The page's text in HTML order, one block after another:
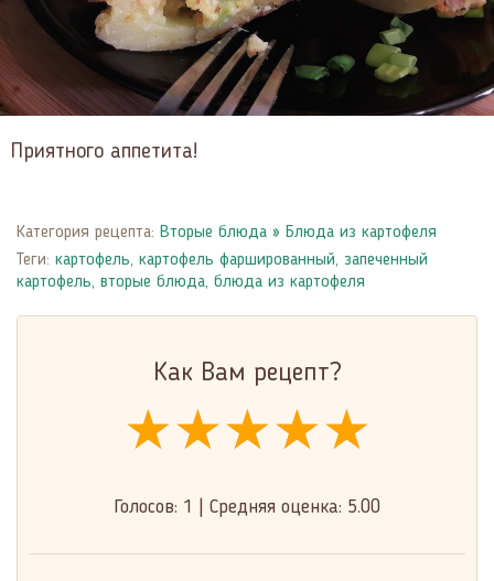
Приятного аппетита!
Категория рецепта: Вторые блюда » Блюда из картофеля
Теги: картофель, картофель фаршированный, запеченный
картофель, вторые блюда, блюда из картофеля
Как Вам рецепт?
★★★★★
★★★★★
★★★★★
Голосов: 1 Средняя оценка: 5.00